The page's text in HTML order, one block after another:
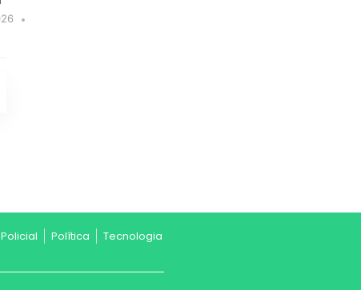
Policial Política Tecnologia